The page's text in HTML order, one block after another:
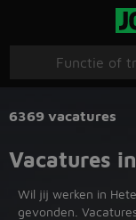
6369 vacatures
Vacatures
Wil jij werken in
gevonden.